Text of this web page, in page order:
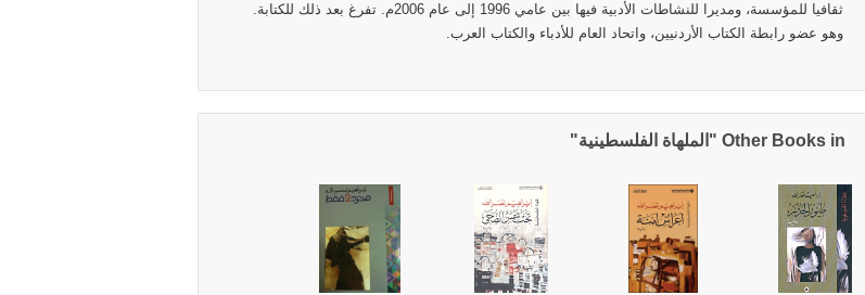
ثقافيا للمؤسسة، ومديرا للنشاطات الأدبية فيها بين عامي 1996 إلى عام 2006م. تفرغ بعد ذلك للكتابة.
وهو عضو رابطة الكتاب الأردنيين، واتحاد العام للأدباء والكتاب العرب.
Other Books in "الملهاة الفلسطينية"